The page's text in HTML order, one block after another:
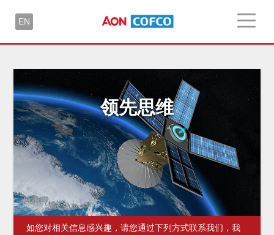
EN
领先思维
如您对相关信息感兴趣，请您通过下列方式联系我们，我